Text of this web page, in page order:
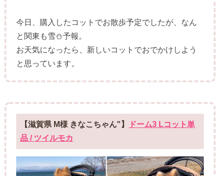
今日、購入したコットでお散歩予定でしたが、なん
と関東も雪⛄️予報。
お天気になったら、新しいコットでおでかけしよう
と思っています。
【滋賀県 M様 きなこちゃん"】
ドーム3 Lコット単
品 / ツイルモカ